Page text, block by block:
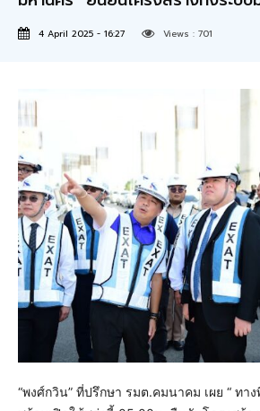
4 April 2025 - 16:27 Views : 701
“พงศ์กวิน” ที่ปรึกษา รมต.คมนาคม เผย “ ทา